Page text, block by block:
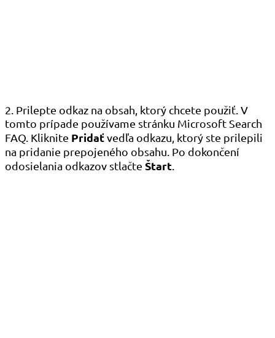
2. Prilepte odkaz na obsah, ktorý chcete použiť. V
tomto prípade používame stránku Microsoft Search
FAQ. Kliknite Pridaťvedľa odkazu, ktorý ste prilepili
na pridanie prepojeného obsahu. Po dokončení
odosielania odkazov stlačte Štart